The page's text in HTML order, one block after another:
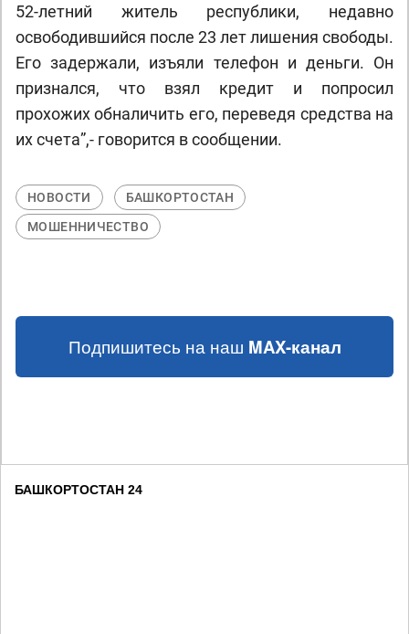
52-летний житель республики, недавно
освободившийся после 23 лет лишения свободы.
Его задержали, изъяли телефон и деньги. Он
признался, что взял кредит и попросил
прохожих обналичить его, переведя средства на
их счета”,- говорится в сообщении.
НОВОСТИ
БАШКОРТОСТАН
МОШЕННИЧЕСТВО
Подпишитесь на наш MAX-канал
БАШКОРТОСТАН 24